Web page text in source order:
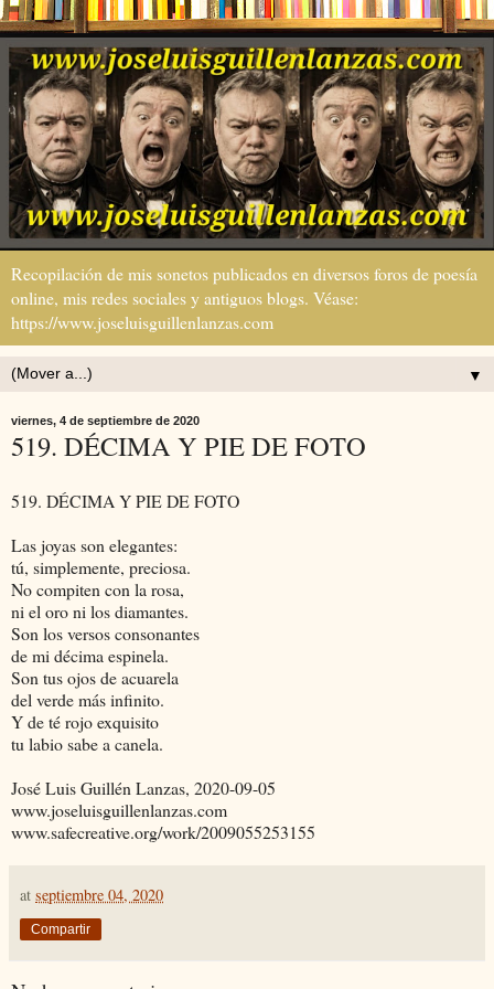
Recopilación de mis sonetos publicados en diversos foros de poesía
online, mis redes sociales y antiguos blogs. Véase:
https://www.joseluisguillenlanzas.com
▼
viernes, 4 de septiembre de 2020
519. DÉCIMA Y PIE DE FOTO
519. DÉCIMA Y PIE DE FOTO
Las joyas son elegantes:
tú, simplemente, preciosa.
No compiten con la rosa,
ni el oro ni los diamantes.
Son los versos consonantes
de mi décima espinela.
Son tus ojos de acuarela
del verde más infinito.
Y de té rojo exquisito
tu labio sabe a canela.
José Luis Guillén Lanzas, 2020-09-05
www.joseluisguillenlanzas.com
www.safecreative.org/work/2009055253155
at septiembre 04, 2020
Compartir